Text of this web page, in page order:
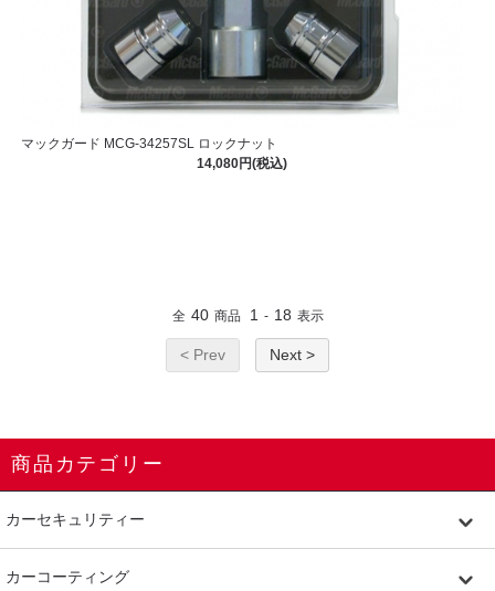
マックガード MCG-34257SL ロックナット
14,080円(税込)
全 40 商品 1 - 18 表示
< Prev Next >
商品カテゴリー
カーセキュリティー
カーコーティング